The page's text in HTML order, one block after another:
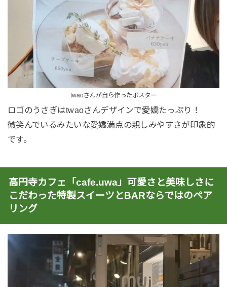
twaoさんが自ら作ったポスター
ロゴのうさぎはtwaoさんデザインで愛嬌たっぷり！
微笑んでいるみたいな愛嬌満点の親しみやすさが印象的
です。
高円寺カフェ「cafe.uwa」可愛さと美味しさに
こだわった特製スイーツとBARならではのペア
リング